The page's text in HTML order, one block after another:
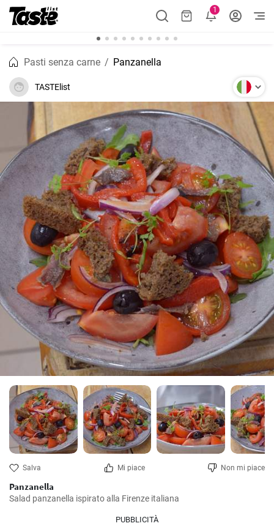
1
Pasti senza carne Panzanella
TASTElist
Salva Mi piace Non mi piace
Panzanella
Salad panzanella ispirato alla Firenze italiana
PUBBLICITÀ